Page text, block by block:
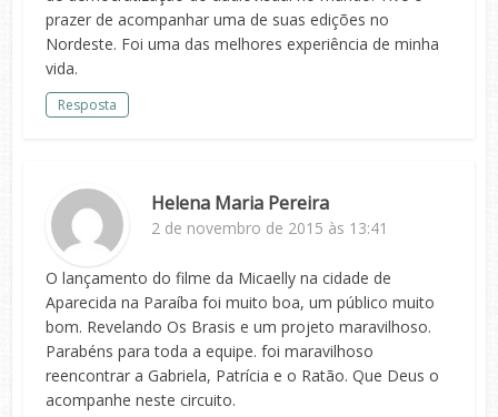
prazer de acompanhar uma de suas edições no
Nordeste. Foi uma das melhores experiência de minha
vida.
Resposta
Helena Maria Pereira
2 de novembro de 2015 às 13:41
O lançamento do filme da Micaelly na cidade de
Aparecida na Paraíba foi muito boa, um público muito
bom. Revelando Os Brasis e um projeto maravilhoso.
Parabéns para toda a equipe. foi maravilhoso
reencontrar a Gabriela, Patrícia e o Ratão. Que Deus o
acompanhe neste circuito.